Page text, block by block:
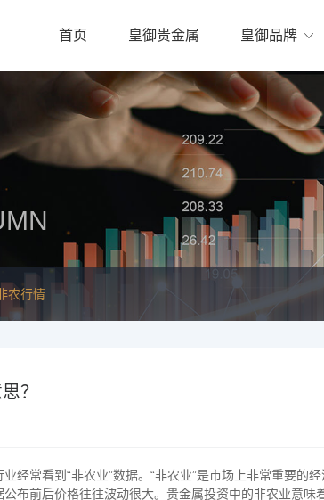
首页 皇御贵金属 皇御品牌
农行情
？
经常看到“非农业”数据。“非农业”是市场上非常重要的
布前后价格往往波动很大。贵金属投资中的非农业意味